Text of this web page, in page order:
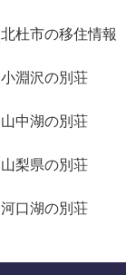
北杜市の移住情報
小淵沢の別荘
山中湖の別荘
山梨県の別荘
河口湖の別荘